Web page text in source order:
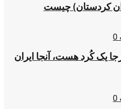
کردستان) چیست
0
یک کُرد هست، آنجا ایران
0